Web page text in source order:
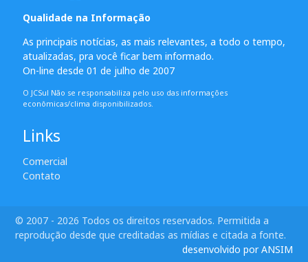
Qualidade na Informação
As principais notícias, as mais relevantes, a todo o tempo,
atualizadas, pra você ficar bem informado.
On-line desde 01 de julho de 2007
O JCSul Não se responsabiliza pelo uso das informações
econômicas/clima disponibilizados.
Links
Comercial
Contato
© 2007 - 2026 Todos os direitos reservados. Permitida a
reprodução desde que creditadas as mídias e citada a fonte.
desenvolvido por ANSIM